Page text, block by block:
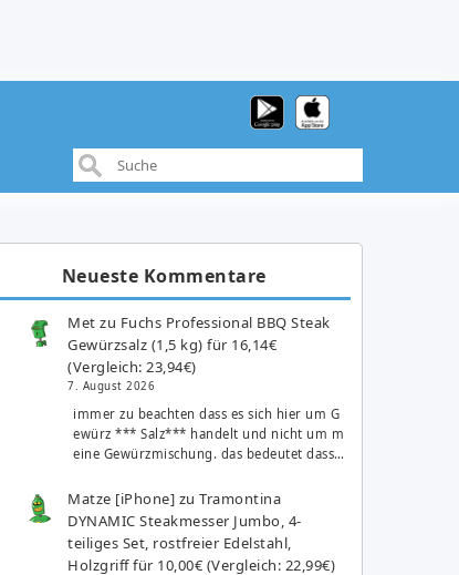
Neueste Kommentare
Met zu Fuchs Professional BBQ Steak
Gewürzsalz (1,5 kg) für 16,14€
(Vergleich: 23,94€)
7. August 2026
immer zu beachten dass es sich hier um G
ewürz *** Salz*** handelt und nicht um m
eine Gewürzmischung. das bedeutet dass…
Matze [iPhone] zuTramontina
DYNAMIC Steakmesser Jumbo, 4-
teiliges Set, rostfreier Edelstahl,
Holzgriff für 10,00€ (Vergleich: 22,99€)